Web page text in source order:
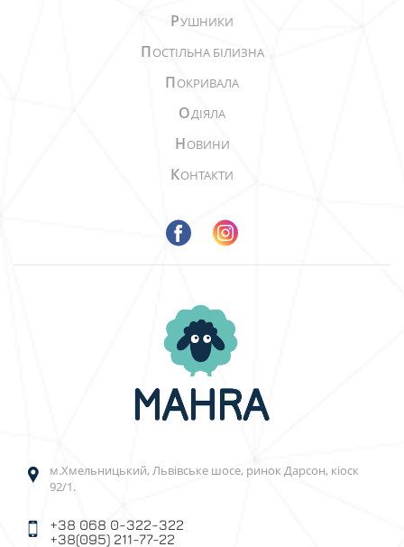
РУШНИКИ
ПОСТІЛЬНА БІЛИЗНА
ПОКРИВАЛА
ОДІЯЛА
НОВИНИ
КОНТАКТИ
м.Хмельницький, Львівське шосе, ринок Дарсон, кіоск
92/1.
+38 068 0-322-322
+38(095) 211-77-22